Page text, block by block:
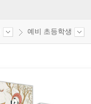
예비 초등학생